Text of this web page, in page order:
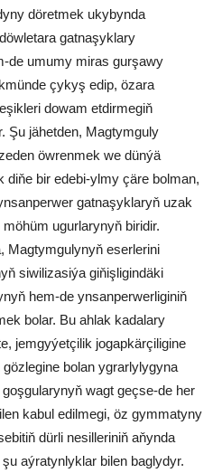
döretmek ukybynda
gatnaşyklary
de umumy miras gurşawy
çykyş edip, özara
dowam etdirmegiň
Şu jähetden, Magtymguly
öwrenmek we dünýä
diňe bir edebi-ylmy çäre bolman,
gatnaşyklaryň uzak
ugurlarynyň biridir.
Magtymgulynyň eserlerini
siwilizasiýa giňişligindäki
hem-de ynsanperwerliginiň
bolar. Bu ahlak kadalary
jemgyýetçilik jogapkärçiligine
bolan ygrarlylygyna
wagt geçse-de her
kabul edilmegi, öz gymmatyny
dürli nesilleriniň aňynda
aýratynlyklar bilen baglydyr.